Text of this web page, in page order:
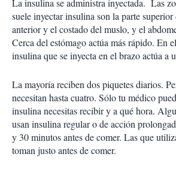
La insulina se administra inyectada. Las
suele inyectar insulina son la parte
anterior y el costado del muslo, y el
Cerca del estómago actúa más rápido. En
insulina que se inyecta en el brazo actúa a
La mayoría reciben dos piquetes diarios.
necesitan hasta cuatro. Sólo tu médico
insulina necesitas recibir y a qué hora.
usan insulina regular o de acción
y 30 minutos antes de comer. Las que
toman justo antes de comer.